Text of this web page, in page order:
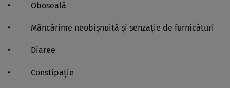
• Oboseală
• Mâncărime neobişnuită şi senzaţie de furnicături
• Diaree
• Constipaţie